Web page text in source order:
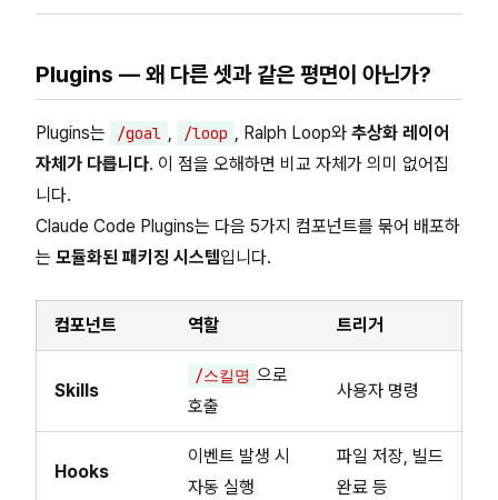
Plugins — 왜 다른 셋과 같은 평면이 아닌가?
Plugins는 /goal , /loop , Ralph Loop와 추상화 레이어
자체가 다릅니다. 이 점을 오해하면 비교 자체가 의미 없어집
니다.
Claude Code Plugins는 다음 5가지 컴포넌트를 묶어 배포하
는 모듈화된 패키징 시스템입니다.
컴포넌트 역할 트리거
Skills
/스킬명 으로
호출
사용자 명령
Hooks
이벤트 발생 시
자동 실행
파일 저장, 빌드
완료 등